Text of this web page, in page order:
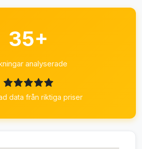
35+
analyserade
data från riktiga priser